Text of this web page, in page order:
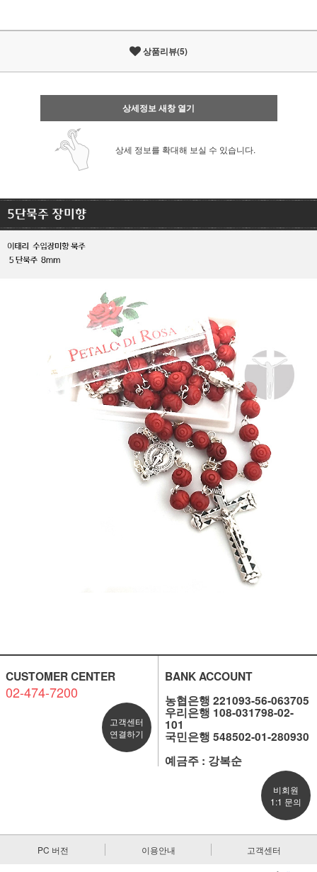
상품리뷰(5)
상세정보 새창 열기
상세 정보를 확대해 보실 수 있습니다.
CUSTOMER CENTER
02-474-7200
고객센터
연결하기
BANK ACCOUNT
농협은행 221093-56-063705
우리은행 108-031798-02-
101
국민은행 548502-01-280930
예금주 : 강복순
비회원
1:1 문의
PC 버전 이용안내 고객센터